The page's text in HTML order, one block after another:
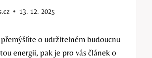
13. 12. 2025
o udržitelném budoucnu
energii, pak je pro vás článek o